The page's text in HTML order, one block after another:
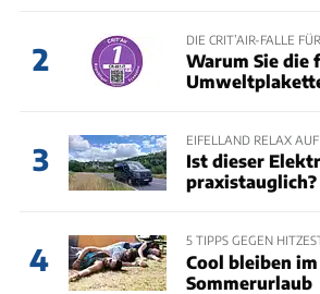
2
DIE CRIT’AIR-FALLE
Warum Sie die
3
EIFELLAND RELAX
Ist dieser
praxistauglich?
4
5 TIPPS GEGEN
Cool bleiben
Sommerurlaub